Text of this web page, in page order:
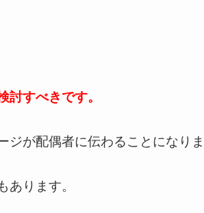
すべきです。
ジが配偶者に伝わることになり
ります。